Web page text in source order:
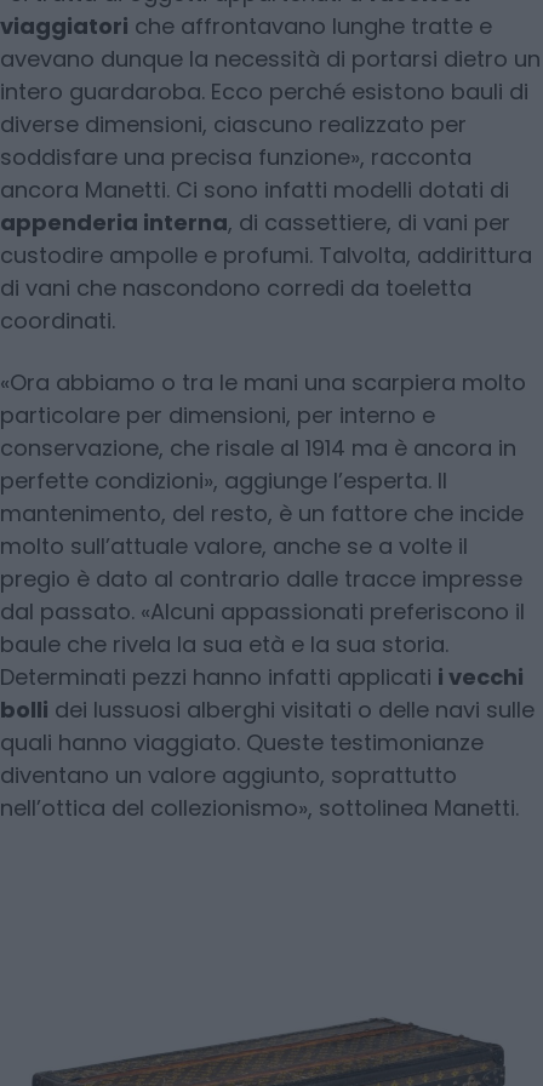
viaggiatori che affrontavano lunghe tratte e
avevano dunque la necessità di portarsi dietro un
intero guardaroba. Ecco perché esistono bauli di
diverse dimensioni, ciascuno realizzato per
soddisfare una precisa funzione», racconta
ancora Manetti. Ci sono infatti modelli dotati di
appenderia interna, di cassettiere, di vani per
custodire ampolle e profumi. Talvolta, addirittura
di vani che nascondono corredi da toeletta
coordinati.
«Ora abbiamo o tra le mani una scarpiera molto
particolare per dimensioni, per interno e
conservazione, che risale al 1914 ma è ancora in
perfette condizioni», aggiunge l’esperta. Il
mantenimento, del resto, è un fattore che incide
molto sull’attuale valore, anche se a volte il
pregio è dato al contrario dalle tracce impresse
dal passato. «Alcuni appassionati preferiscono il
baule che rivela la sua età e la sua storia.
Determinati pezzi hanno infatti applicati i vecchi
bolli dei lussuosi alberghi visitati o delle navi sulle
quali hanno viaggiato. Queste testimonianze
diventano un valore aggiunto, soprattutto
nell’ottica del collezionismo», sottolinea Manetti.